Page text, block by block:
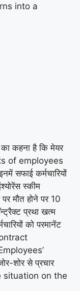
into a
कहना है कि मेयर
of employees
सफाई कर्मचारियों
स्कीम
मौत होने पर 10
प्रथा खत्म
को परमानेंट
शोर से प्रचार
situation on the